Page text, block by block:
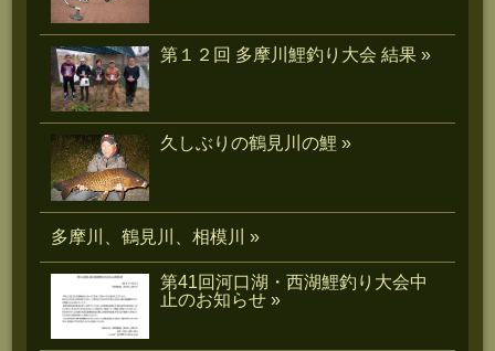
第１２回 多摩川鯉釣り大会 結果 »
久しぶりの鶴見川の鯉 »
多摩川、鶴見川、相模川 »
第41回河口湖・西湖鯉釣り大会中
止のお知らせ »